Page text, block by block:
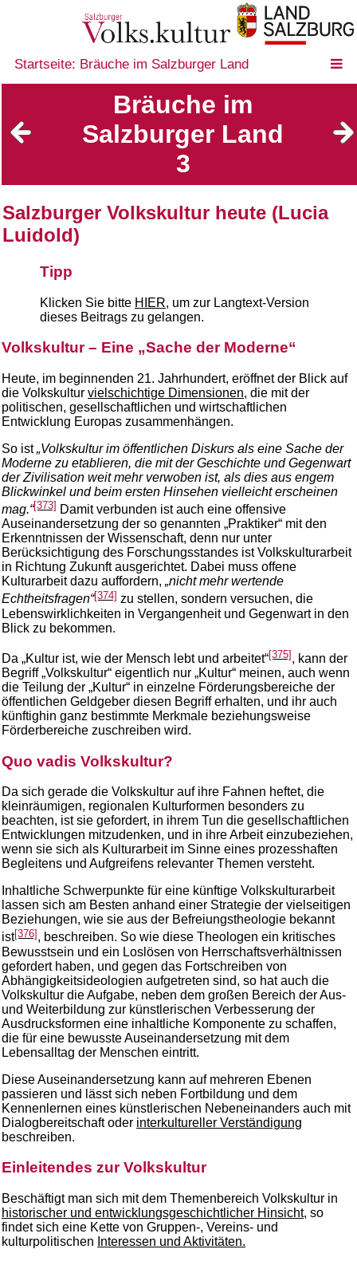
Startseite: Bräuche im Salzburger Land
Bräuche im
Salzburger Land
3
Salzburger Volkskultur heute (Lucia
Luidold)
Tipp
Klicken Sie bitte HIER, um zur Langtext-Version
dieses Beitrags zu gelangen.
Volkskultur – Eine „Sache der Moderne“
Heute, im beginnenden 21. Jahrhundert, eröffnet der Blick auf
die Volkskultur vielschichtige Dimensionen, die mit der
politischen, gesellschaftlichen und wirtschaftlichen
Entwicklung Europas zusammenhängen.
So ist„Volkskultur im öffentlichen Diskurs als eine Sache der
Moderne zu etablieren, die mit der Geschichte und Gegenwart
der Zivilisation weit mehr verwoben ist, als dies aus engem
Blickwinkel und beim ersten Hinsehen vielleicht erscheinen
mag.“[373] Damit verbunden ist auch eine offensive
Auseinandersetzung der so genannten „Praktiker“ mit den
Erkenntnissen der Wissenschaft, denn nur unter
Berücksichtigung des Forschungsstandes ist Volkskulturarbeit
in Richtung Zukunft ausgerichtet. Dabei muss offene
Kulturarbeit dazu auffordern, „nicht mehr wertende
Echtheitsfragen“[374] zu stellen, sondern versuchen, die
Lebenswirklichkeiten in Vergangenheit und Gegenwart in den
Blick zu bekommen.
Da „Kultur ist, wie der Mensch lebt und arbeitet“[375], kann der
Begriff „Volkskultur“ eigentlich nur „Kultur“ meinen, auch wenn
die Teilung der „Kultur“ in einzelne Förderungsbereiche der
öffentlichen Geldgeber diesen Begriff erhalten, und ihr auch
künftighin ganz bestimmte Merkmale beziehungsweise
Förderbereiche zuschreiben wird.
Quo vadis Volkskultur?
Da sich gerade die Volkskultur auf ihre Fahnen heftet, die
kleinräumigen, regionalen Kulturformen besonders zu
beachten, ist sie gefordert, in ihrem Tun die gesellschaftlichen
Entwicklungen mitzudenken, und in ihre Arbeit einzubeziehen,
wenn sie sich als Kulturarbeit im Sinne eines prozesshaften
Begleitens und Aufgreifens relevanter Themen versteht.
Inhaltliche Schwerpunkte für eine künftige Volkskulturarbeit
lassen sich am Besten anhand einer Strategie der vielseitigen
Beziehungen, wie sie aus der Befreiungstheologie bekannt
ist[376], beschreiben. So wie diese Theologen ein kritisches
Bewusstsein und ein Loslösen von Herrschaftsverhältnissen
gefordert haben, und gegen das Fortschreiben von
Abhängigkeitsideologien aufgetreten sind, so hat auch die
Volkskultur die Aufgabe, neben dem großen Bereich der Aus-
und Weiterbildung zur künstlerischen Verbesserung der
Ausdrucksformen eine inhaltliche Komponente zu schaffen,
die für eine bewusste Auseinandersetzung mit dem
Lebensalltag der Menschen eintritt.
Diese Auseinandersetzung kann auf mehreren Ebenen
passieren und lässt sich neben Fortbildung und dem
Kennenlernen eines künstlerischen Nebeneinanders auch mit
Dialogbereitschaft oder interkultureller Verständigung
beschreiben.
Einleitendes zur Volkskultur
Beschäftigt man sich mit dem Themenbereich Volkskultur in
historischer und entwicklungsgeschichtlicher Hinsicht, so
findet sich eine Kette von Gruppen-, Vereins- und
kulturpolitischen Interessen und Aktivitäten.